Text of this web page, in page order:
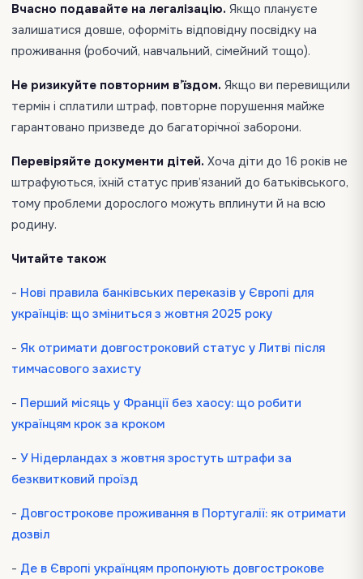
Вчасно подавайте на легалізацію. Якщо плануєте
залишатися довше, оформіть відповідну посвідку на
проживання (робочий, навчальний, сімейний тощо).
Не ризикуйте повторним в’їздом. Якщо ви перевищили
термін і сплатили штраф, повторне порушення майже
гарантовано призведе до багаторічної заборони.
Перевіряйте документи дітей. Хоча діти до 16 років не
штрафуються, їхній статус прив’язаний до батьківського,
тому проблеми дорослого можуть вплинути й на всю
родину.
Читайте також
- Нові правила банківських переказів у Європі для
українців: що зміниться з жовтня 2025 року
- Як отримати довгостроковий статус у Литві після
тимчасового захисту
- Перший місяць у Франції без хаосу: що робити
українцям крок за кроком
- У Нідерландах з жовтня зростуть штрафи за
безквитковий проїзд
- Довгострокове проживання в Португалії: як отримати
дозвіл
- Де в Європі українцям пропонують довгострокове